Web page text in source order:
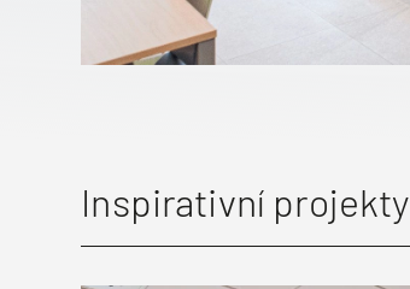
Inspirativní projekty